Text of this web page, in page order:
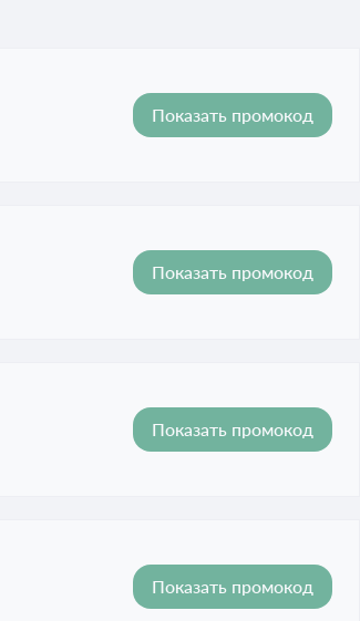
Показать промокод
Показать промокод
Показать промокод
Показать промокод